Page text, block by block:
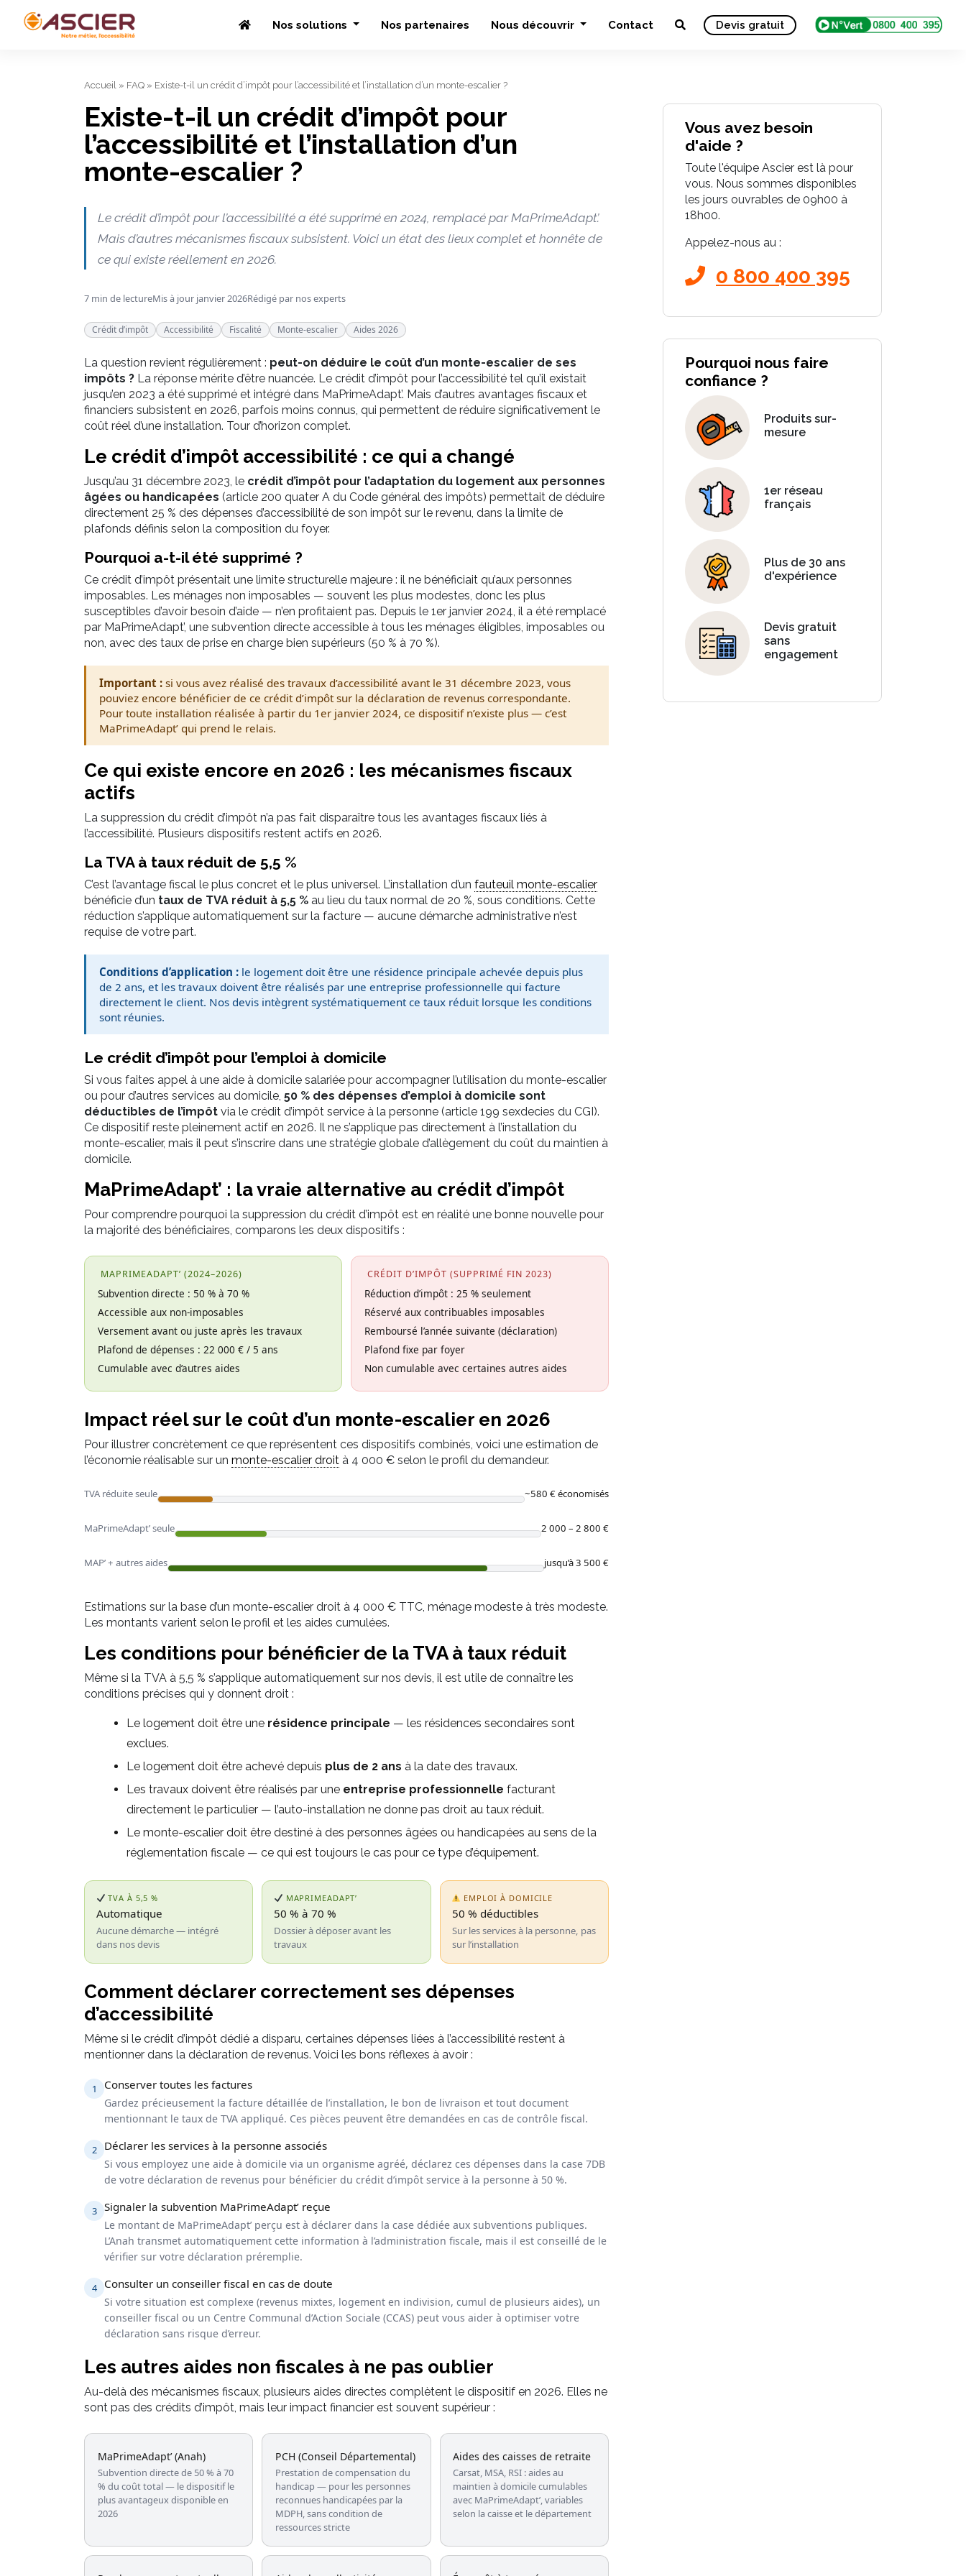
Nos solutions Nos partenaires Nous découvrir Contact Devis gratuit
Accueil » FAQ » Existe-t-il un crédit d’impôt pour l’accessibilité et l’installation d’un monte-escalier ?
Existe-t-il un crédit d’impôt pour
l’accessibilité et l’installation d’un
monte-escalier ?
Le crédit d’impôt pour l’accessibilité a été supprimé en 2024, remplacé par MaPrimeAdapt’.
Mais d’autres mécanismes fiscaux subsistent. Voici un état des lieux complet et honnête de
ce qui existe réellement en 2026.
7 min de lectureMis à jour janvier 2026Rédigé par nos experts
Crédit d’impôt Accessibilité Fiscalité Monte-escalier Aides 2026
La question revient régulièrement : peut-on déduire le coût d’un monte-escalier de ses
impôts ? La réponse mérite d’être nuancée. Le crédit d’impôt pour l’accessibilité tel qu’il existait
jusqu’en 2023 a été supprimé et intégré dans MaPrimeAdapt’. Mais d’autres avantages fiscaux et
financiers subsistent en 2026, parfois moins connus, qui permettent de réduire significativement le
coût réel d’une installation. Tour d’horizon complet.
Le crédit d’impôt accessibilité : ce qui a changé
Jusqu’au 31 décembre 2023, le crédit d’impôt pour l’adaptation du logement aux personnes
âgées ou handicapées (article 200 quater A du Code général des impôts) permettait de déduire
directement 25 % des dépenses d’accessibilité de son impôt sur le revenu, dans la limite de
plafonds définis selon la composition du foyer.
Pourquoi a-t-il été supprimé ?
Ce crédit d’impôt présentait une limite structurelle majeure : il ne bénéficiait qu’aux personnes
imposables. Les ménages non imposables — souvent les plus modestes, donc les plus
susceptibles d’avoir besoin d’aide — n’en profitaient pas. Depuis le 1er janvier 2024, il a été remplacé
par MaPrimeAdapt’, une subvention directe accessible à tous les ménages éligibles, imposables ou
non, avec des taux de prise en charge bien supérieurs (50 % à 70 %).
Important :si vous avez réalisé des travaux d’accessibilité avant le 31 décembre 2023, vous
pouviez encore bénéficier de ce crédit d’impôt sur la déclaration de revenus correspondante.
Pour toute installation réalisée à partir du 1er janvier 2024, ce dispositif n’existe plus — c’est
MaPrimeAdapt’ qui prend le relais.
Ce qui existe encore en 2026 : les mécanismes fiscaux
actifs
La suppression du crédit d’impôt n’a pas fait disparaître tous les avantages fiscaux liés à
l’accessibilité. Plusieurs dispositifs restent actifs en 2026.
La TVA à taux réduit de 5,5 %
C’est l’avantage fiscal le plus concret et le plus universel. L’installation d’un fauteuil monte-escalier
bénéficie d’un taux de TVA réduit à 5,5 % au lieu du taux normal de 20 %, sous conditions. Cette
réduction s’applique automatiquement sur la facture — aucune démarche administrative n’est
requise de votre part.
Conditions d’application :le logement doit être une résidence principale achevée depuis plus
de 2 ans, et les travaux doivent être réalisés par une entreprise professionnelle qui facture
directement le client. Nos devis intègrent systématiquement ce taux réduit lorsque les conditions
sont réunies.
Le crédit d’impôt pour l’emploi à domicile
Si vous faites appel à une aide à domicile salariée pour accompagner l’utilisation du monte-escalier
ou pour d’autres services au domicile, 50 % des dépenses d’emploi à domicile sont
déductibles de l’impôt via le crédit d’impôt service à la personne (article 199 sexdecies du CGI).
Ce dispositif reste pleinement actif en 2026. Il ne s’applique pas directement à l’installation du
monte-escalier, mais il peut s’inscrire dans une stratégie globale d’allègement du coût du maintien à
domicile.
MaPrimeAdapt’ : la vraie alternative au crédit d’impôt
Pour comprendre pourquoi la suppression du crédit d’impôt est en réalité une bonne nouvelle pour
la majorité des bénéficiaires, comparons les deux dispositifs :
MAPRIMEADAPT’ (2024–2026)
Subvention directe : 50 % à 70 %
Accessible aux non-imposables
Versement avant ou juste après les travaux
Plafond de dépenses : 22 000 € / 5 ans
Cumulable avec d’autres aides
CRÉDIT D’IMPÔT (SUPPRIMÉ FIN 2023)
Réduction d’impôt : 25 % seulement
Réservé aux contribuables imposables
Remboursé l’année suivante (déclaration)
Plafond fixe par foyer
Non cumulable avec certaines autres aides
Impact réel sur le coût d’un monte-escalier en 2026
Pour illustrer concrètement ce que représentent ces dispositifs combinés, voici une estimation de
l’économie réalisable sur un monte-escalier droit à 4 000 € selon le profil du demandeur.
TVA réduite seule ~580 € économisés
MaPrimeAdapt’ seule 2 000 – 2 800 €
MAP’ + autres aides jusqu’à 3 500 €
Estimations sur la base d’un monte-escalier droit à 4 000 € TTC, ménage modeste à très modeste.
Les montants varient selon le profil et les aides cumulées.
Les conditions pour bénéficier de la TVA à taux réduit
Même si la TVA à 5,5 % s’applique automatiquement sur nos devis, il est utile de connaître les
conditions précises qui y donnent droit :
Le logement doit être une résidence principale — les résidences secondaires sont
exclues.
Le logement doit être achevé depuis plus de 2 ans à la date des travaux.
Les travaux doivent être réalisés par une entreprise professionnelle facturant
directement le particulier — l’auto-installation ne donne pas droit au taux réduit.
Le monte-escalier doit être destiné à des personnes âgées ou handicapées au sens de la
réglementation fiscale — ce qui est toujours le cas pour ce type d’équipement.
TVA À 5,5 %
Automatique
Aucune démarche — intégré
dans nos devis
MAPRIMEADAPT’
50 % à 70 %
Dossier à déposer avant les
travaux
EMPLOI À DOMICILE
50 % déductibles
Sur les services à la personne, pas
sur l’installation
Comment déclarer correctement ses dépenses
d’accessibilité
Même si le crédit d’impôt dédié a disparu, certaines dépenses liées à l’accessibilité restent à
mentionner dans la déclaration de revenus. Voici les bons réflexes à avoir :
1 Conserver toutes les factures
Gardez précieusement la facture détaillée de l’installation, le bon de livraison et tout document
mentionnant le taux de TVA appliqué. Ces pièces peuvent être demandées en cas de contrôle fiscal.
2 Déclarer les services à la personne associés
Si vous employez une aide à domicile via un organisme agréé, déclarez ces dépenses dans la case 7DB
de votre déclaration de revenus pour bénéficier du crédit d’impôt service à la personne à 50 %.
3 Signaler la subvention MaPrimeAdapt’ reçue
Le montant de MaPrimeAdapt’ perçu est à déclarer dans la case dédiée aux subventions publiques.
L’Anah transmet automatiquement cette information à l’administration fiscale, mais il est conseillé de le
vérifier sur votre déclaration préremplie.
4 Consulter un conseiller fiscal en cas de doute
Si votre situation est complexe (revenus mixtes, logement en indivision, cumul de plusieurs aides), un
conseiller fiscal ou un Centre Communal d’Action Sociale (CCAS) peut vous aider à optimiser votre
déclaration sans risque d’erreur.
Les autres aides non fiscales à ne pas oublier
Au-delà des mécanismes fiscaux, plusieurs aides directes complètent le dispositif en 2026. Elles ne
sont pas des crédits d’impôt, mais leur impact financier est souvent supérieur :
MaPrimeAdapt’ (Anah)
Subvention directe de 50 % à 70
% du coût total — le dispositif le
plus avantageux disponible en
2026
PCH (Conseil Départemental)
Prestation de compensation du
handicap — pour les personnes
reconnues handicapées par la
MDPH, sans condition de
ressources stricte
Aides des caisses de retraite
Carsat, MSA, RSI : aides au
maintien à domicile cumulables
avec MaPrimeAdapt’, variables
selon la caisse et le département
Vous avez besoin
d'aide ?
Toute l'équipe Ascier est là pour
vous. Nous sommes disponibles
les jours ouvrables de 09h00 à
18h00.
Appelez-nous au :
0 800 400 395
Pourquoi nous faire
confiance ?
Produits sur-
mesure
1er réseau
français
Plus de 30 ans
d'expérience
Devis gratuit
sans
engagement